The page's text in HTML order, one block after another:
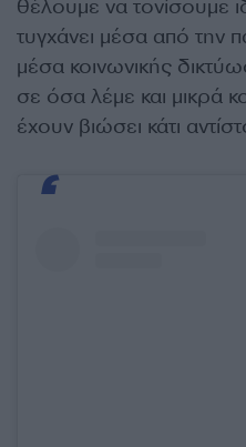
θέλουμε να τονίσουμε
τυγχάνει μέσα από την
μέσα κοινωνικής
σε όσα λέμε και μικρά
έχουν βιώσει κάτι